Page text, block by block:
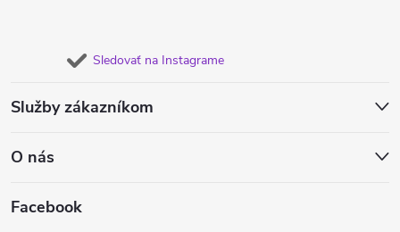
Sledovať na Instagrame
Služby zákazníkom
O nás
Facebook